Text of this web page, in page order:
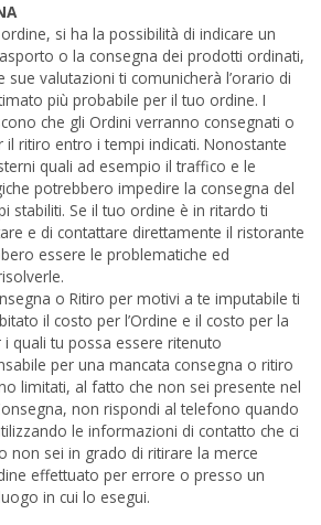
si ha la possibilità di indicare un
o la consegna dei prodotti ordinati,
sue valutazioni ti comunicherà l’orario di
più probabile per il tuo ordine. I
che gli Ordini verranno consegnati o
il ritiro entro i tempi indicati. Nonostante
quali ad esempio il traffico e le
potrebbero impedire la consegna del
stabiliti. Se il tuo ordine è in ritardo ti
e di contattare direttamente il ristorante
essere le problematiche ed
o Ritiro per motivi a te imputabile ti
il costo per l’Ordine e il costo per la
quali tu possa essere ritenuto
per una mancata consegna o ritiro
limitati, al fatto che non sei presente nel
non rispondi al telefono quando
le informazioni di contatto che ci
non sei in grado di ritirare la merce
effettuato per errore o presso un
in cui lo esegui.